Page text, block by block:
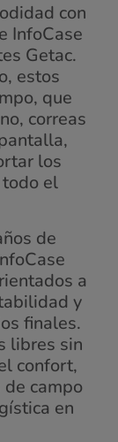
con
InfoCase
Getac.
estos
que
correas
los
el
de
a
y
finales.
libres sin
confort,
campo
en